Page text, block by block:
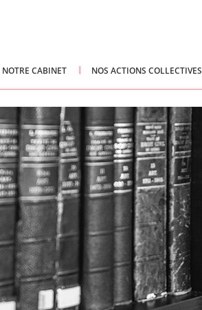
NOTRE CABINET NOS ACTIONS COLLECTIVES